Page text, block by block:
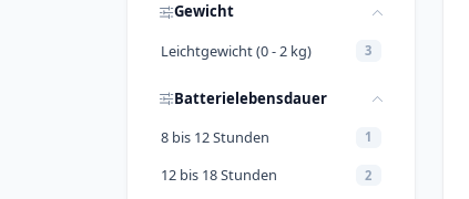
Gewicht
Leichtgewicht (0 - 2 kg)
3
Batterielebensdauer
8 bis 12 Stunden
1
12 bis 18 Stunden 2